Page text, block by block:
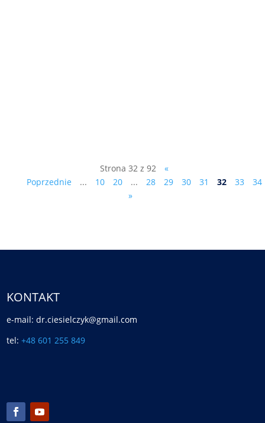
Strona 32 z 92
«
Poprzednie
... 10 20 ... 28 29 30 31 32 33
34
»
KONTAKT
e-mail: dr.ciesielczyk@gmail.com
tel:+48 601 255 849